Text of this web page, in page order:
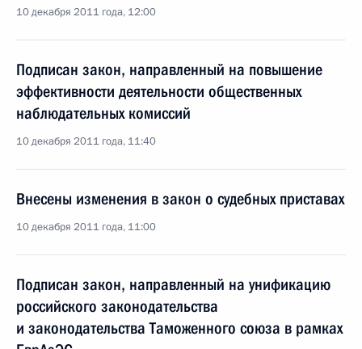
10 декабря 2011 года, 12:00
Подписан закон, направленный на повышение
эффективности деятельности общественных
наблюдательных комиссий
10 декабря 2011 года, 11:40
Внесены изменения в закон о судебных приставах
10 декабря 2011 года, 11:00
Подписан закон, направленный на унификацию
российского законодательства
и законодательства Таможенного союза в рамках